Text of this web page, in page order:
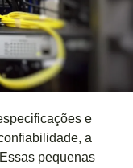
e
a
pequenas